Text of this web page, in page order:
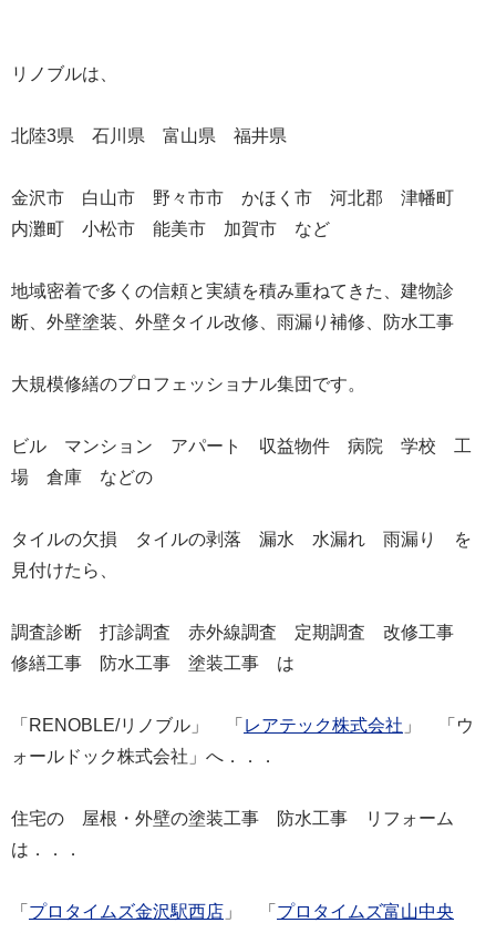
リノブルは、
北陸3県 石川県 富山県 福井県
金沢市 白山市 野々市市 かほく市 河北郡 津幡町
内灘町 小松市 能美市 加賀市 など
地域密着で多くの信頼と実績を積み重ねてきた、建物診
断、外壁塗装、外壁タイル改修、雨漏り補修、防水工事
大規模修繕のプロフェッショナル集団です。
ビル マンション アパート 収益物件 病院 学校 工
場 倉庫 などの
タイルの欠損 タイルの剥落 漏水 水漏れ 雨漏り を
見付けたら、
調査診断 打診調査 赤外線調査 定期調査 改修工事
修繕工事 防水工事 塗装工事 は
「 RENOBLE/リノブル」 「 レアテック株式会社 」 「ウ
ォールドック株式会社」へ．．．
住宅の 屋根・外壁の塗装工事 防水工事 リフォーム
は．．．
「 プロタイムズ金沢駅西店 」 「 プロタイムズ富山中央